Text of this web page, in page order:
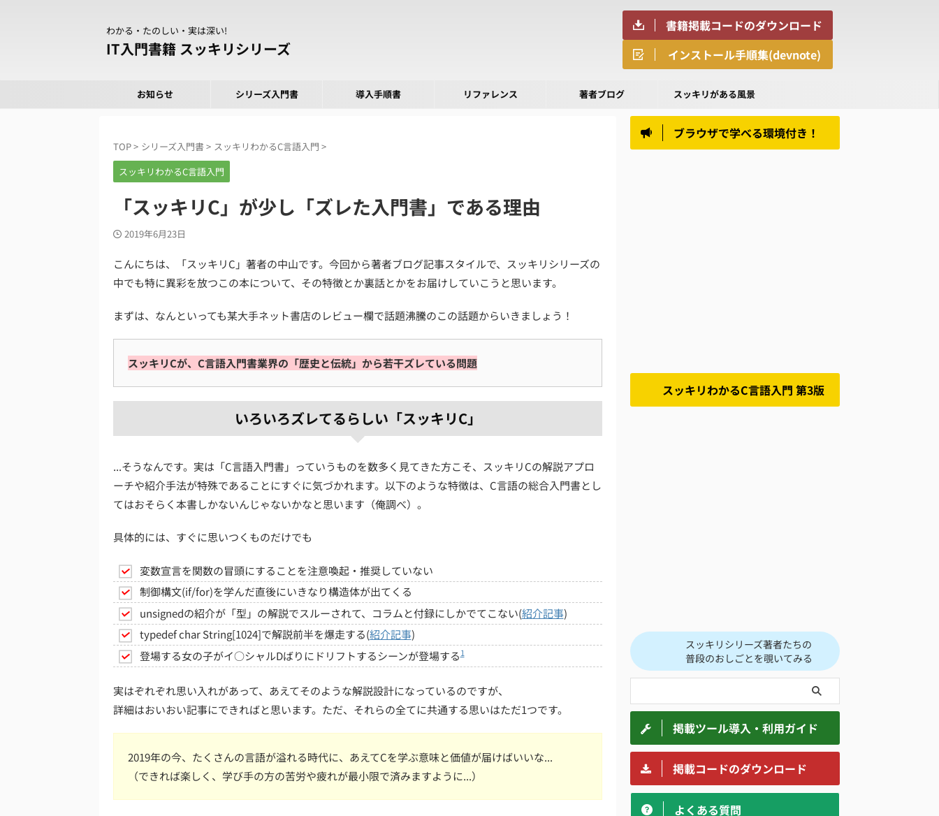
わかる・たのしい・実は深い!
IT入門書籍 スッキリシリーズ
書籍掲載コードのダウンロード
インストール手順集(devnote)
お知らせ シリーズ入門書 導入手順書 リファレンス 著者ブログ スッキリがある風景
TOP> シリーズ入門書> スッキリわかるC言語入門 >
スッキリわかるC言語入門
「スッキリC」が少し「ズレた入門書」である理由
2019年6月23日
こんにちは、「スッキリC」著者の中山です。今回から著者ブログ記事スタイルで、スッキリシリーズの
中でも特に異彩を放つこの本について、その特徴とか裏話とかをお届けしていこうと思います。
まずは、なんといっても某大手ネット書店のレビュー欄で話題沸騰のこの話題からいきましょう！
スッキリCが、C言語入門書業界の「歴史と伝統」から若干ズレている問題
いろいろズレてるらしい「スッキリC」
...そうなんです。実は「C言語入門書」っていうものを数多く見てきた方こそ、スッキリCの解説アプロ
ーチや紹介手法が特殊であることにすぐに気づかれます。以下のような特徴は、C言語の総合入門書とし
てはおそらく本書しかないんじゃないかなと思います（俺調べ）。
具体的には、すぐに思いつくものだけでも
変数宣言を関数の冒頭にすることを注意喚起・推奨していない
制御構文(if/for)を学んだ直後にいきなり構造体が出てくる
unsignedの紹介が「型」の解説でスルーされて、コラムと付録にしかでてこない(紹介記事)
typedef char String[1024]で解説前半を爆走する(紹介記事)
登場する女の子がイ○シャルDばりにドリフトするシーンが登場する1
実はぞれぞれ思い入れがあって、あえてそのような解説設計になっているのですが、
詳細はおいおい記事にできればと思います。ただ、それらの全てに共通する思いはただ1つです。
2019年の今、たくさんの言語が溢れる時代に、あえてCを学ぶ意味と価値が届けばいいな...
（できれば楽しく、学び手の方の苦労や疲れが最小限で済みますように...）
ブラウザで学べる環境付き！
スッキリわかるC言語入門 第3版
スッキリシリーズ著者たちの
普段のおしごとを覗いてみる
掲載ツール導入・利用ガイド
掲載コードのダウンロード
よくある質問